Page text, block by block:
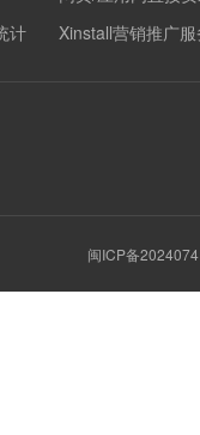
计
Xinstall营销推广
闽ICP备